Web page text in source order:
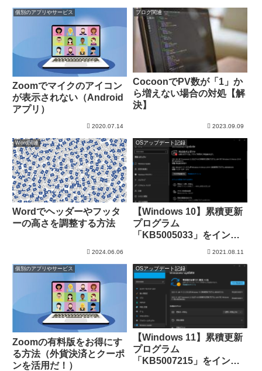
個別のアプリやサービス
Zoomでマイクのアイコン
が表示されない（Android
アプリ）
2020.07.14
ブログ関連
CocoonでPV数が「1」か
ら増えない場合の対処【解
決】
2023.09.09
Word関連
Wordでヘッダーやフッタ
ーの高さを調整する方法
2024.06.06
OSアップデート記録
【Windows 10】累積更新
プログラム
「KB5005033」をインス
2021.08.11
個別のアプリやサービス
Zoomの有料版をお得にす
る方法（外貨決済とクーポ
ンを活用だ！）
OSアップデート記録
【Windows 11】累積更新
プログラム
「KB5007215」をインス